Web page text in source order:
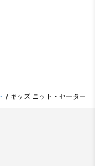
/ キッズ ニット・セーター